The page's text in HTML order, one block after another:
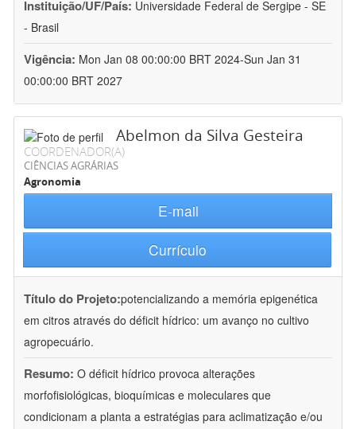
Instituição/UF/País: Universidade Federal de Sergipe - SE
- Brasil
Vigência: Mon Jan 08 00:00:00 BRT 2024-Sun Jan 31
00:00:00 BRT 2027
Abelmon da Silva Gesteira
COORDENADOR(A)
CIÊNCIAS AGRÁRIAS
Agronomia
E-mail
Currículo
Título do Projeto:potencializando a memória epigenética
em citros através do déficit hídrico: um avanço no cultivo
agropecuário.
Resumo: O déficit hídrico provoca alterações
morfofisiológicas, bioquímicas e moleculares que
condicionam a planta a estratégias para aclimatização e/ou